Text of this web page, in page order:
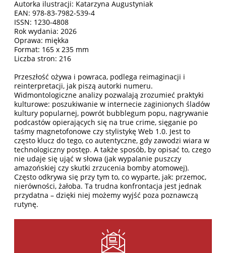
Autorka ilustracji: Katarzyna Augustyniak
EAN: 978-83-7982-539-4
ISSN: 1230-4808
Rok wydania: 2026
Oprawa: miękka
Format: 165 x 235 mm
Liczba stron: 216
Przeszłość ożywa i powraca, podlega reimaginacji i
reinterpretacji, jak piszą autorki numeru.
Widmontologiczne analizy pozwalają zrozumieć praktyki
kulturowe: poszukiwanie w internecie zaginionych śladów
kultury popularnej, powrót bubblegum popu, nagrywanie
podcastów opierających się na true crime, sięganie po
taśmy magnetofonowe czy stylistykę Web 1.0. Jest to
często klucz do tego, co autentyczne, gdy zawodzi wiara w
technologiczny postęp. A także sposób, by opisać to, czego
nie udaje się ująć w słowa (jak wypalanie puszczy
amazońskiej czy skutki zrzucenia bomby atomowej).
Często odkrywa się przy tym to, co wyparte, jak: przemoc,
nierówności, żałoba. Ta trudna konfrontacja jest jednak
przydatna – dzięki niej możemy wyjść poza poznawczą
rutynę.